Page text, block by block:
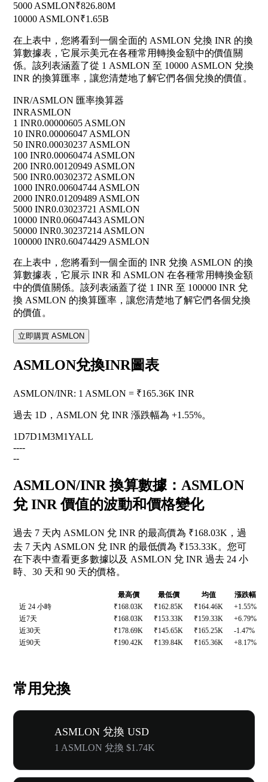
5000 ASMLON₹826.80M
10000 ASMLON₹1.65B
在上表中，您將看到一個全面的 ASMLON 兌換 INR 的換
算數據表，它展示美元在各種常用轉換金額中的價值關
係。該列表涵蓋了從 1 ASMLON 至 10000 ASMLON 兌換
INR 的換算匯率，讓您清楚地了解它們各個兌換的價值。
INR/ASMLON 匯率換算器
INRASMLON
1 INR0.00000605 ASMLON
10 INR0.00006047 ASMLON
50 INR0.00030237 ASMLON
100 INR0.00060474 ASMLON
200 INR0.00120949 ASMLON
500 INR0.00302372 ASMLON
1000 INR0.00604744 ASMLON
2000 INR0.01209489 ASMLON
5000 INR0.03023721 ASMLON
10000 INR0.06047443 ASMLON
50000 INR0.30237214 ASMLON
100000 INR0.60474429 ASMLON
在上表中，您將看到一個全面的 INR 兌換 ASMLON 的換
算數據表，它展示 INR 和 ASMLON 在各種常用轉換金額
中的價值關係。該列表涵蓋了從 1 INR 至 100000 INR 兌
換 ASMLON 的換算匯率，讓您清楚地了解它們各個兌換
的價值。
立即購買 ASMLON
ASMLON兌換INR圖表
ASMLON/INR: 1 ASMLON = ₹165.36K INR
過去 1D，ASMLON 兌 INR 漲跌幅為 +1.55%。
1D7D1M3M1YALL
----
--
ASMLON/INR 換算數據：ASMLON
兌 INR 價值的波動和價格變化
過去 7 天內 ASMLON 兌 INR 的最高價為 ₹168.03K，過
去 7 天內 ASMLON 兌 INR 的最低價為 ₹153.33K。您可
在下表中查看更多數據以及 ASMLON 兌 INR 過去 24 小
時、30 天和 90 天的價格。
最高價 最低價 均值
漲跌幅
近 24 小時
₹168.03K ₹162.85K ₹164.46K
+1.55%
近7天
₹168.03K ₹153.33K ₹159.33K
+6.79%
近30天
₹178.69K ₹145.65K ₹165.25K
-1.47%
近90天
₹190.42K ₹139.84K ₹165.36K +8.17%
常用兌換
ASMLON 兌換 USD
1 ASMLON 兌換 $1.74K